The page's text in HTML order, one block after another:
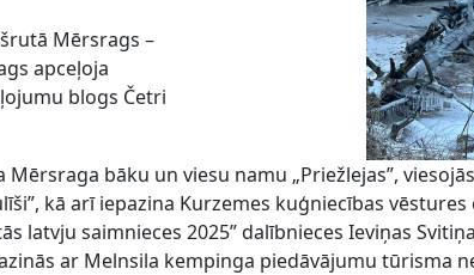
Mērsrags –
apceļoja
blogs Četri
bāku un viesu namu „Priežlejas”,
kā arī iepazina Kurzemes kuģniecības
latvju saimnieces 2025” dalībnieces Ieviņas
ar Melnsila kempinga piedāvājumu tūrisma